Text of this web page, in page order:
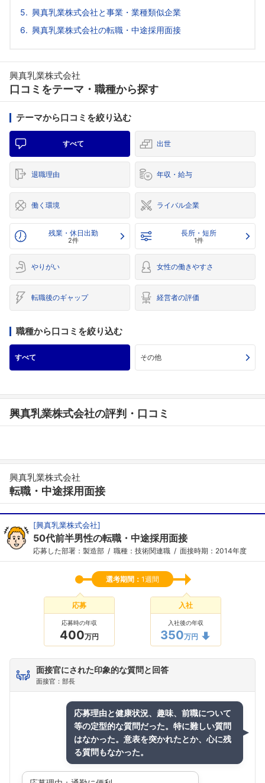
興真乳業株式会社と事業・業種類似企業
興真乳業株式会社の転職・中途採用面接
興真乳業株式会社
口コミをテーマ・職種から探す
テーマから口コミを絞り込む
すべて 出世
退職理由 年収・給与
働く環境 ライバル企業
残業・休日出勤
2件
長所・短所
1件
やりがい 女性の働きやすさ
転職後のギャップ 経営者の評価
職種から口コミを絞り込む
すべて その他
興真乳業株式会社の評判・口コミ
興真乳業株式会社
転職・中途採用面接
[興真乳業株式会社]
50代前半男性の転職・中途採用面接
応募した部署：製造部 職種：技術関連職 面接時期：2014年度
選考期間： 1週間
応募
応募時の年収
400万円
入社
入社後の年収
350万円
面接官にされた印象的な質問と回答
面接官：部長
応募理由と健康状況、趣味、前職について
等の定型的な質問だった。特に難しい質問
はなかった。意表を突かれたとか、心に残
る質問もなかった。